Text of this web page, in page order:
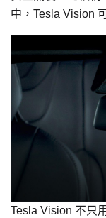
中，Tesla Vision
Tesla Vision 不只